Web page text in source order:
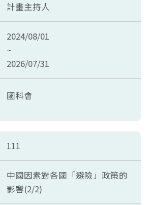
計畫主持人
2024/08/01
~
2026/07/31
國科會
111
中國因素對各國「避險」政策的
影響(2/2)